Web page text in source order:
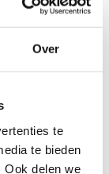
Over
te
te bieden
Ook delen we